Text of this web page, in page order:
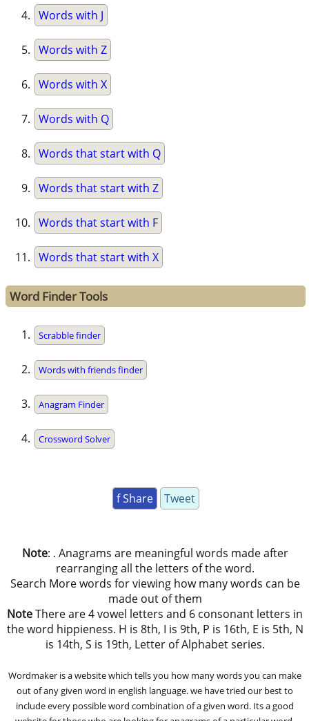
Words with J
Words with Z
Words with X
Words with Q
Words that start with Q
Words that start with Z
Words that start with F
Words that start with X
Word Finder Tools
Scrabble finder
Words with friends finder
Anagram Finder
Crossword Solver
f Share Tweet
Note: . Anagrams are meaningful words made after
rearranging all the letters of the word.
Search More words for viewing how many words can be
made out of them
NoteThere are 4 vowel letters and 6 consonant letters in
the word hippieness. H is 8th, I is 9th, P is 16th, E is 5th, N
is 14th, S is 19th, Letter of Alphabet series.
Wordmaker is a website which tells you how many words you can make
out of any given word in english language. we have tried our best to
include every possible word combination of a given word. Its a good